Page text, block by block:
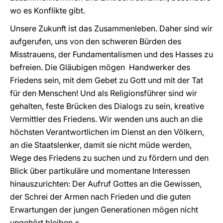
wo es Konflikte gibt.
Unsere Zukunft ist das Zusammenleben. Daher sind wir
aufgerufen, uns von den schweren Bürden des
Misstrauens, der Fundamentalismen und des Hasses zu
befreien. Die Gläubigen mögen Handwerker des
Friedens sein, mit dem Gebet zu Gott und mit der Tat
für den Menschen! Und als Religionsführer sind wir
gehalten, feste Brücken des Dialogs zu sein, kreative
Vermittler des Friedens. Wir wenden uns auch an die
höchsten Verantwortlichen im Dienst an den Völkern,
an die Staatslenker, damit sie nicht müde werden,
Wege des Friedens zu suchen und zu fördern und den
Blick über partikuläre und momentane Interessen
hinauszurichten: Der Aufruf Gottes an die Gewissen,
der Schrei der Armen nach Frieden und die guten
Erwartungen der jungen Generationen mögen nicht